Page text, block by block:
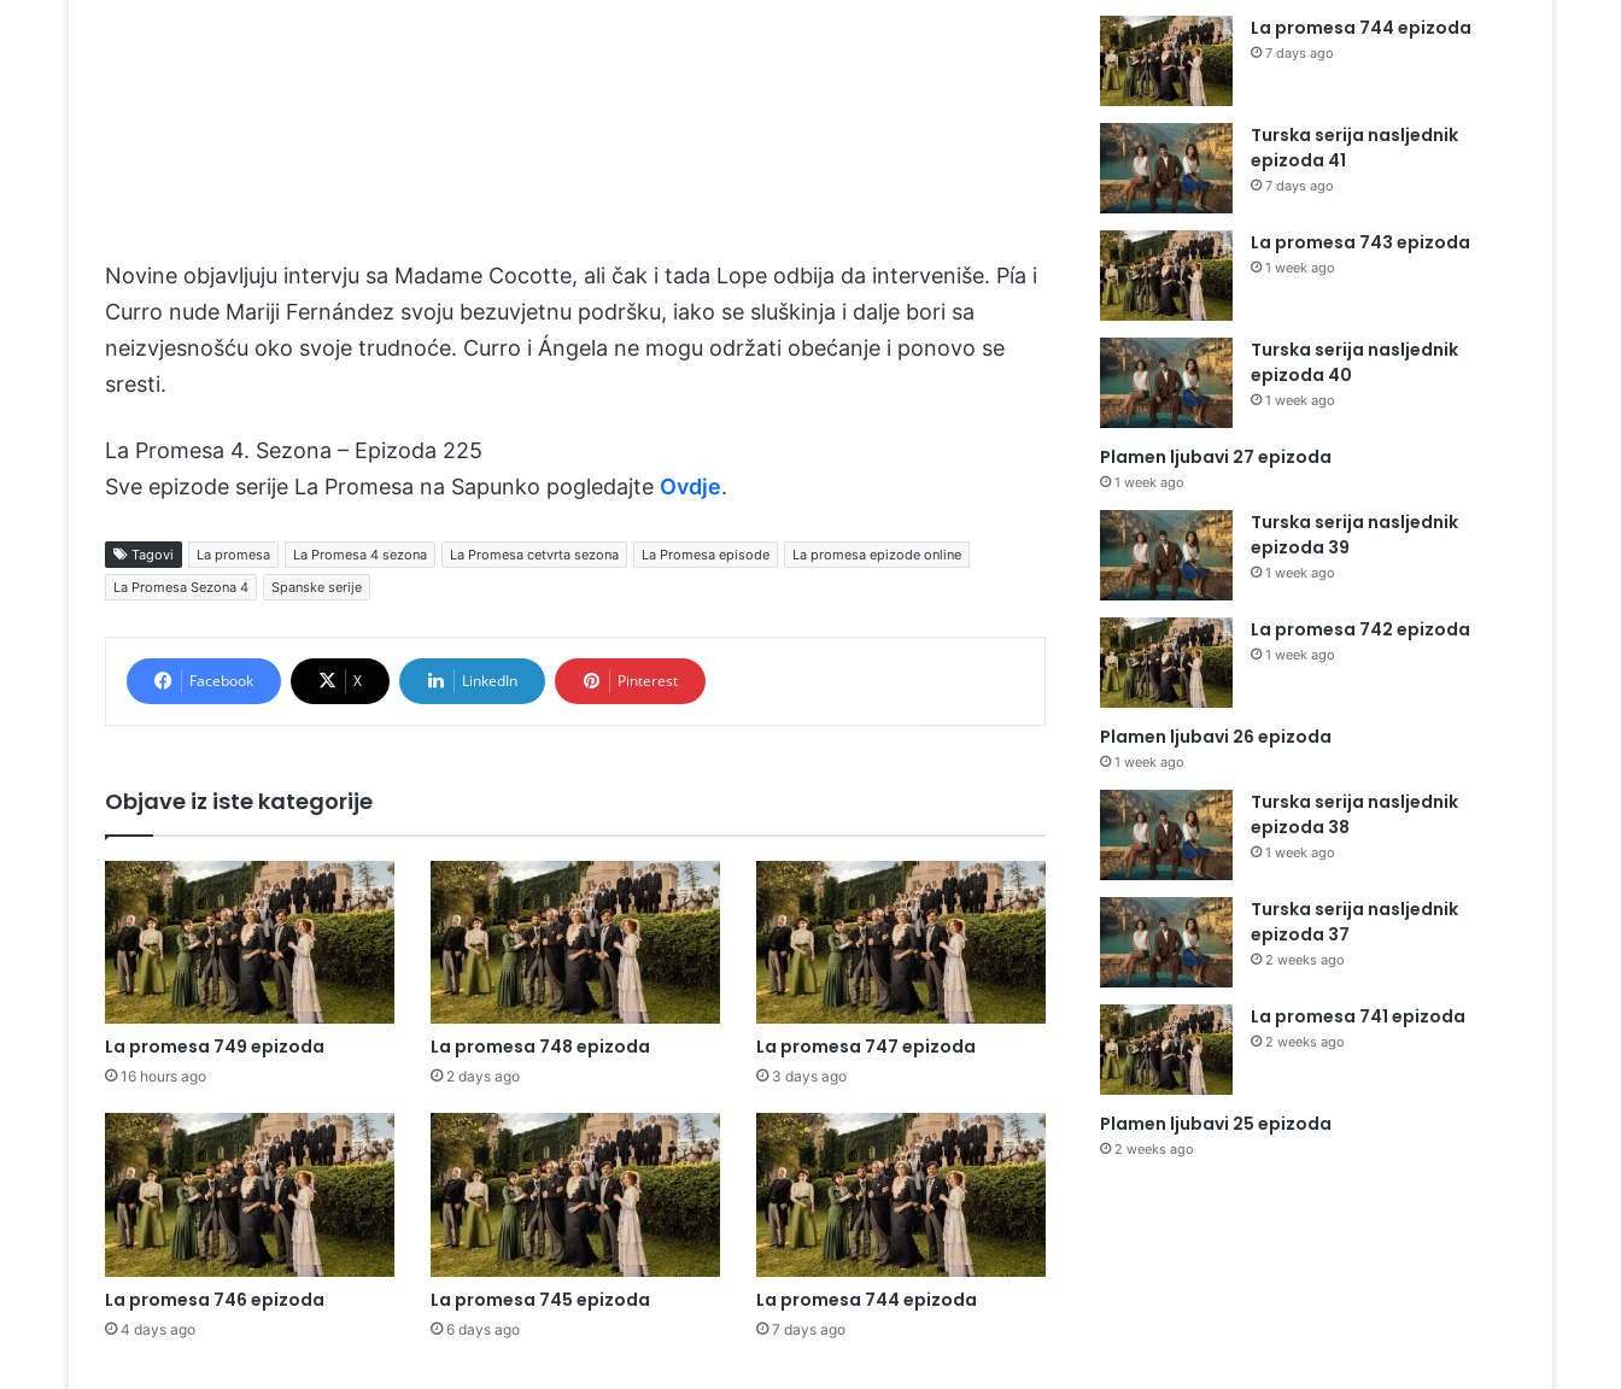
Novine objavljuju intervju sa Madame Cocotte, ali čak i tada Lope odbija da interveniše. Pía i
Curro nude Mariji Fernández svoju bezuvjetnu podršku, iako se sluškinja i dalje bori sa
neizvjesnošću oko svoje trudnoće. Curro i Ángela ne mogu održati obećanje i ponovo se
sresti.
La Promesa 4. Sezona – Epizoda 225
Sve epizode serije La Promesa na Sapunko pogledajte Ovdje.
Tagovi La promesa La Promesa 4 sezona La Promesa cetvrta sezona La Promesa episode
La promesa epizode online
La Promesa Sezona 4
Spanske serije
Facebook X LinkedIn Pinterest
Objave iz iste kategorije
La promesa 749 epizoda
16 hours ago
La promesa 748 epizoda
2 days ago
La promesa 747 epizoda
3 days ago
La promesa 746 epizoda
4 days ago
La promesa 745 epizoda
6 days ago
La promesa 744 epizoda
7 days ago
La promesa 744 epizoda
7 days ago
Turska serija nasljednik
epizoda 41
7 days ago
La promesa 743 epizoda
1 week ago
Turska serija nasljednik
epizoda 40
1 week ago
Plamen ljubavi 27 epizoda
1 week ago
Turska serija nasljednik
epizoda 39
1 week ago
La promesa 742 epizoda
1 week ago
Plamen ljubavi 26 epizoda
1 week ago
Turska serija nasljednik
epizoda 38
1 week ago
Turska serija nasljednik
epizoda 37
2 weeks ago
La promesa 741 epizoda
2 weeks ago
Plamen ljubavi 25 epizoda
2 weeks ago